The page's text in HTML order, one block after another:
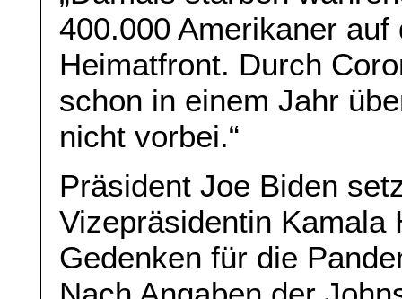
400.000 Amerikaner
Heimatfront. Durch
schon in einem Jahr
nicht vorbei.“
Präsident Joe Biden
Vizepräsidentin Kamala
Gedenken für die